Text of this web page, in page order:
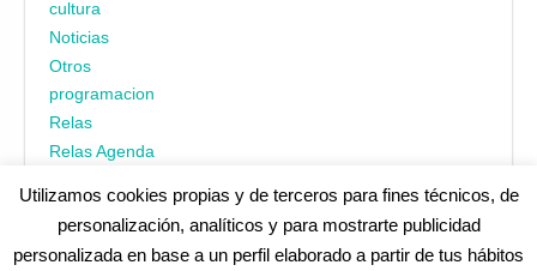
cultura
Noticias
Otros
programacion
Relas
Relas Agenda
Utilizamos cookies propias y de terceros para fines técnicos, de
personalización, analíticos y para mostrarte publicidad
personalizada en base a un perfil elaborado a partir de tus hábitos